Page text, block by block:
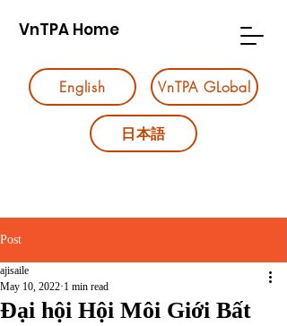
VnTPA Home
English VnTPA GLobal
日本語
Post
Đại hội Hội Môi Giới Bất
ajisaile
May 10, 2022 1 min read